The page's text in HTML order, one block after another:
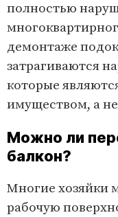
полностью
демонтаже
затрагиваются
которые
имуществом, а
Можно ли
балкон?
Многие хозяйки
рабочую